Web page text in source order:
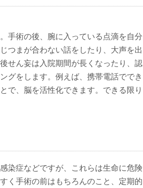
手術の後、腕に入っている点滴を自分
つまが合わない話をしたり、大声を出
せん妄は入院期間が長くなったり、認
グをします。例えば、携帯電話ででき
で、脳を活性化できます。できる限り
染症などですが、これらは生命に危険
く手術の前はもちろんのこと、定期的